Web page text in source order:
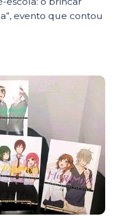
evento que contou